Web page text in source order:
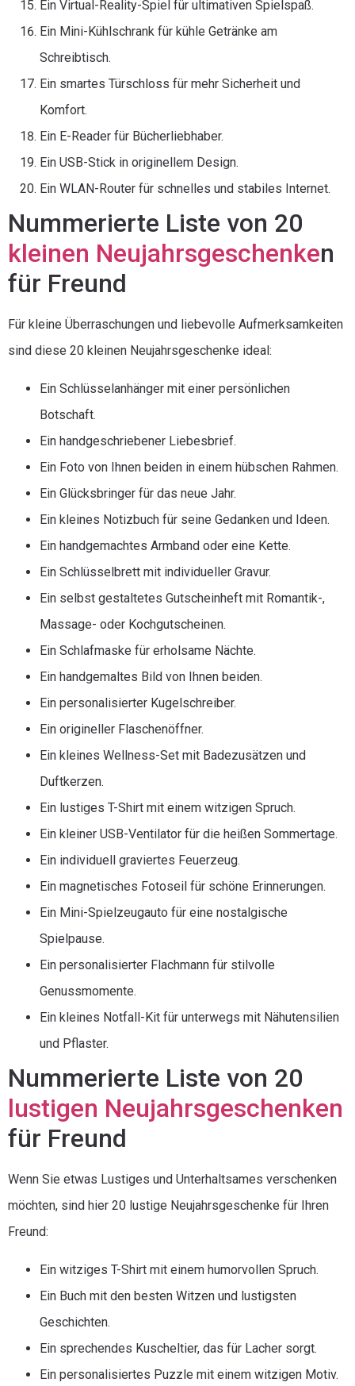
Ein Virtual-Reality-Spiel für ultimativen Spielspaß.
Ein Mini-Kühlschrank für kühle Getränke am
Schreibtisch.
Ein smartes Türschloss für mehr Sicherheit und
Komfort.
Ein E-Reader für Bücherliebhaber.
Ein USB-Stick in originellem Design.
Ein WLAN-Router für schnelles und stabiles Internet.
Nummerierte Liste von 20
kleinen Neujahrsgeschenken
für Freund
Für kleine Überraschungen und liebevolle Aufmerksamkeiten
sind diese 20 kleinen Neujahrsgeschenke ideal:
Ein Schlüsselanhänger mit einer persönlichen
Botschaft.
Ein handgeschriebener Liebesbrief.
Ein Foto von Ihnen beiden in einem hübschen Rahmen.
Ein Glücksbringer für das neue Jahr.
Ein kleines Notizbuch für seine Gedanken und Ideen.
Ein handgemachtes Armband oder eine Kette.
Ein Schlüsselbrett mit individueller Gravur.
Ein selbst gestaltetes Gutscheinheft mit Romantik-,
Massage- oder Kochgutscheinen.
Ein Schlafmaske für erholsame Nächte.
Ein handgemaltes Bild von Ihnen beiden.
Ein personalisierter Kugelschreiber.
Ein origineller Flaschenöffner.
Ein kleines Wellness-Set mit Badezusätzen und
Duftkerzen.
Ein lustiges T-Shirt mit einem witzigen Spruch.
Ein kleiner USB-Ventilator für die heißen Sommertage.
Ein individuell graviertes Feuerzeug.
Ein magnetisches Fotoseil für schöne Erinnerungen.
Ein Mini-Spielzeugauto für eine nostalgische
Spielpause.
Ein personalisierter Flachmann für stilvolle
Genussmomente.
Ein kleines Notfall-Kit für unterwegs mit Nähutensilien
und Pflaster.
Nummerierte Liste von 20
lustigen Neujahrsgeschenken
für Freund
Wenn Sie etwas Lustiges und Unterhaltsames verschenken
möchten, sind hier 20 lustige Neujahrsgeschenke für Ihren
Freund:
Ein witziges T-Shirt mit einem humorvollen Spruch.
Ein Buch mit den besten Witzen und lustigsten
Geschichten.
Ein sprechendes Kuscheltier, das für Lacher sorgt.
Ein personalisiertes Puzzle mit einem witzigen Motiv.